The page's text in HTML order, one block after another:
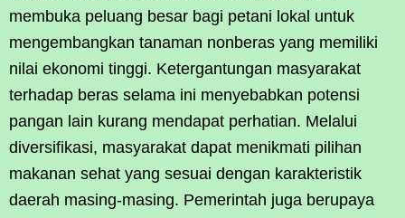
membuka peluang besar bagi petani lokal untuk
mengembangkan tanaman nonberas yang memiliki
nilai ekonomi tinggi. Ketergantungan masyarakat
terhadap beras selama ini menyebabkan potensi
pangan lain kurang mendapat perhatian. Melalui
diversifikasi, masyarakat dapat menikmati pilihan
makanan sehat yang sesuai dengan karakteristik
daerah masing-masing. Pemerintah juga berupaya